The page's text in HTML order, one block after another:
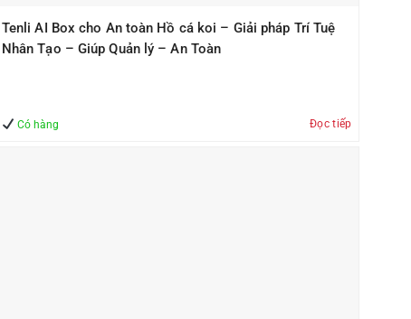
Tenli AI Box cho An toàn Hồ cá koi – Giải pháp Trí Tuệ
Nhân Tạo – Giúp Quản lý – An Toàn
Có hàng Đọc tiếp